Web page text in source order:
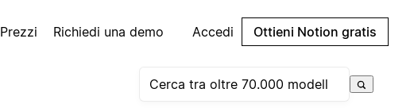
Prezzi Richiedi una demo Accedi Ottieni Notion gratis